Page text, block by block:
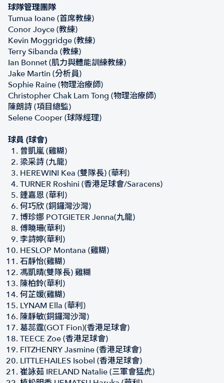
球隊管理團隊
Tumua Ioane (首席教練)
Conor Joyce (教練)
Kevin Moggridge (教練)
Terry Sibanda (教練)
Ian Bonnet (肌力與體能訓練教練)
Jake Martin (分析員)
Sophie Raine (物理治療師)
Christopher Chak Lam Tong (物理治療師)
陳朗詩 (項目總監)
Selene Cooper (球隊經理)
球員 (球會)
曾凱嵐 (雞糊)
梁采詩 (九龍)
HEREWINI Kea (雙隊長) (華利)
TURNER Roshini (香港足球會/Saracens)
鍾嘉恩 (華利)
何巧欣 (銅鑼灣沙灣)
博珍娜 POTGIETER Jenna(九龍)
傅曉珊(華利)
李詩婷(華利)
HESLOP Montana (雞糊)
石靜怡(雞糊)
馮凱晴(雙隊長) 雞糊
陳柏鈴(華利)
何芷媛(雞糊)
LYNAM Ella (華利)
陳靜敏(銅鑼灣沙灣)
葛蕊霆(GOT Fion)(香港足球會)
TEECE Zoe (香港足球會)
FITZHENRY Jasmine (香港足球會)
LITTLEHAILES Isobel (香港足球會)
崔詠茹 IRELAND Natalie (三軍會猛虎)